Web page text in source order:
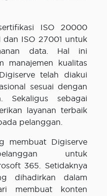
ISO 20000
dan ISO 27001 untuk
data. Hal ini
manajemen kualitas
telah diakui
sesuai dengan
Sekaligus sebagai
layanan terbaik
pelanggan.
membuat Digiserve
untuk
365. Setidaknya
dihadirkan dalam
membuat konten